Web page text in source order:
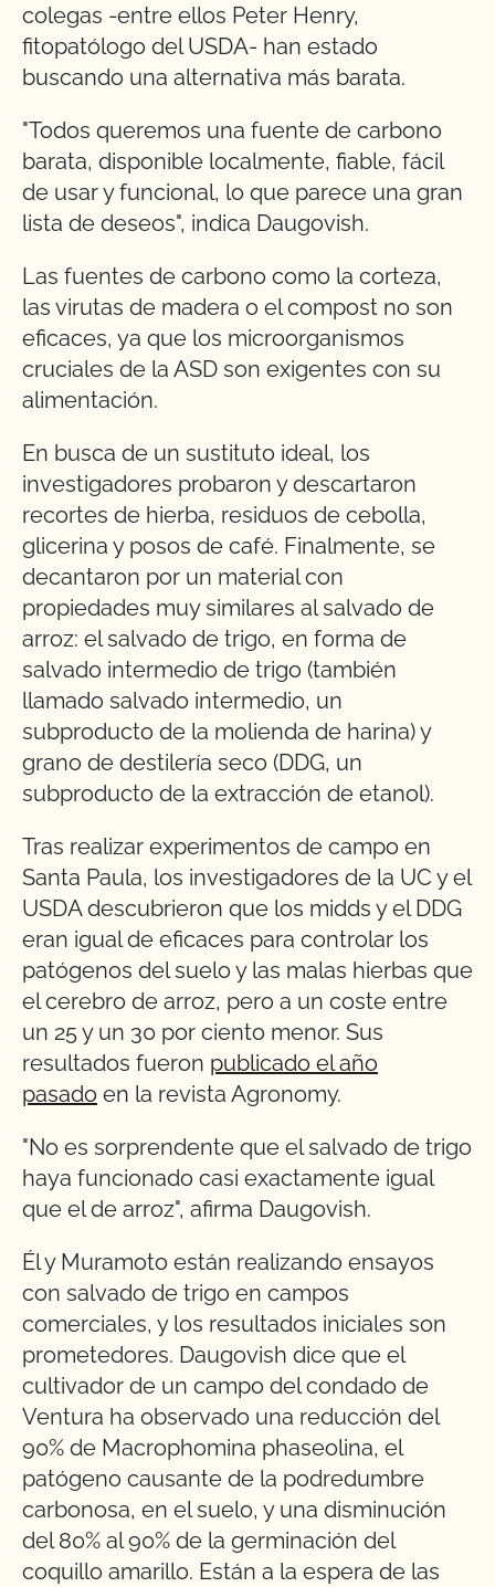
colegas -entre ellos Peter Henry,
fitopatólogo del USDA- han estado
buscando una alternativa más barata.
"Todos queremos una fuente de carbono
barata, disponible localmente, fiable, fácil
de usar y funcional, lo que parece una gran
lista de deseos", indica Daugovish.
Las fuentes de carbono como la corteza,
las virutas de madera o el compost no son
eficaces, ya que los microorganismos
cruciales de la ASD son exigentes con su
alimentación.
En busca de un sustituto ideal, los
investigadores probaron y descartaron
recortes de hierba, residuos de cebolla,
glicerina y posos de café. Finalmente, se
decantaron por un material con
propiedades muy similares al salvado de
arroz: el salvado de trigo, en forma de
salvado intermedio de trigo (también
llamado salvado intermedio, un
subproducto de la molienda de harina) y
grano de destilería seco (DDG, un
subproducto de la extracción de etanol).
Tras realizar experimentos de campo en
Santa Paula, los investigadores de la UC y el
USDA descubrieron que los midds y el DDG
eran igual de eficaces para controlar los
patógenos del suelo y las malas hierbas que
el cerebro de arroz, pero a un coste entre
un 25 y un 30 por ciento menor. Sus
resultados fueron publicado el año
pasado en la revista Agronomy.
"No es sorprendente que el salvado de trigo
haya funcionado casi exactamente igual
que el de arroz", afirma Daugovish.
Él y Muramoto están realizando ensayos
con salvado de trigo en campos
comerciales, y los resultados iniciales son
prometedores. Daugovish dice que el
cultivador de un campo del condado de
Ventura ha observado una reducción del
90% de Macrophomina phaseolina, el
patógeno causante de la podredumbre
carbonosa, en el suelo, y una disminución
del 80% al 90% de la germinación del
coquillo amarillo. Están a la espera de las